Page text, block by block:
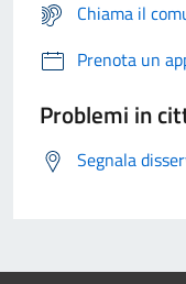
Chiama il
Prenota un
Problemi in
Segnala